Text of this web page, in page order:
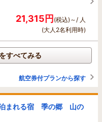
21,315円(税込)～/ 人
(大人2名利用時)
すべてみる
航空券付プランから探す
まれる宿 季の郷 山の